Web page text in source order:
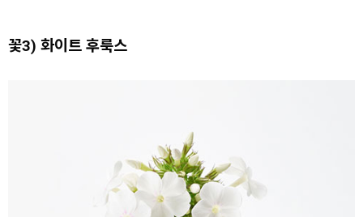
꽃3) 화이트 후룩스